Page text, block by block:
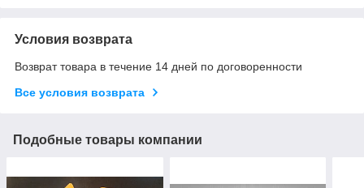
Условия возврата
Возврат товара в течение 14 дней по договоренности
Все условия возврата
Подобные товары компании